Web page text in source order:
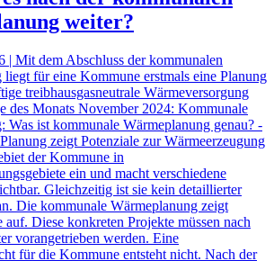
weiter?
| Mit dem Abschluss der kommunalen
liegt für eine Kommune erstmals eine Planung
treibhausgasneutrale Wärmeversorgung
des Monats November 2024: Kommunale
Was ist kommunale Wärmeplanung genau? -
zeigt Potenziale zur Wärmeerzeugung
der Kommune in
ein und macht verschiedene
Gleichzeitig ist sie kein detaillierter
Die kommunale Wärmeplanung zeigt
auf. Diese konkreten Projekte müssen nach
vorangetrieben werden. Eine
für die Kommune entsteht nicht. Nach der